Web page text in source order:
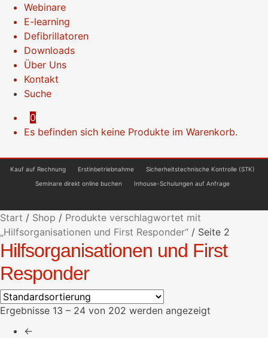
Webinare
E-learning
Defibrillatoren
Downloads
Über Uns
Kontakt
Suche
0
Es befinden sich keine Produkte im Warenkorb.
Kauf auf Rechnung Erstinbetriebnahme
Sicherheitstechnische Kontrolle (STK)
Seminare direkt online buchen
Inhouse-Schulungen auf Anfrage
Start / Shop / Produkte verschlagwortet mit
„Hilfsorganisationen und First Responder“ / Seite 2
Hilfsorganisationen und First
Responder
Ergebnisse 13 – 24 von 202 werden angezeigt
←